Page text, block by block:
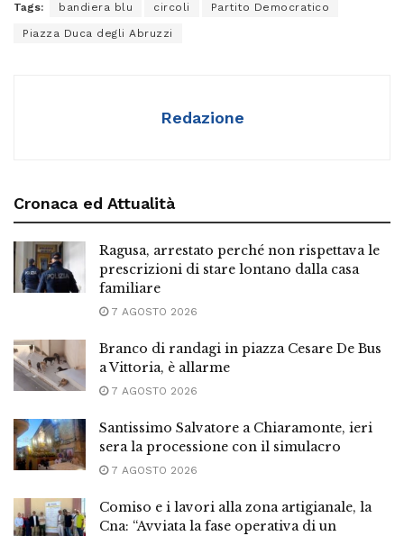
Tags: bandiera blu circoli Partito Democratico
Piazza Duca degli Abruzzi
Redazione
Cronaca ed Attualità
Ragusa, arrestato perché non rispettava le
prescrizioni di stare lontano dalla casa
familiare
7 AGOSTO 2026
Branco di randagi in piazza Cesare De Bus
a Vittoria, è allarme
7 AGOSTO 2026
Santissimo Salvatore a Chiaramonte, ieri
sera la processione con il simulacro
7 AGOSTO 2026
Comiso e i lavori alla zona artigianale, la
Cna: “Avviata la fase operativa di un